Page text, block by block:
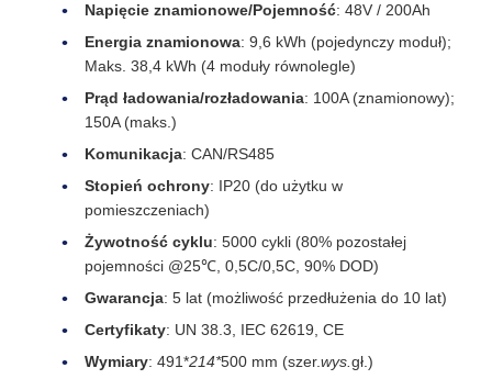
Napięcie znamionowe/Pojemność: 48V / 200Ah
Energia znamionowa: 9,6 kWh (pojedynczy moduł);
Maks. 38,4 kWh (4 moduły równolegle)
Prąd ładowania/rozładowania: 100A (znamionowy);
150A (maks.)
Komunikacja: CAN/RS485
Stopień ochrony: IP20 (do użytku w
pomieszczeniach)
Żywotność cyklu: 5000 cykli (80% pozostałej
pojemności @25℃, 0,5C/0,5C, 90% DOD)
Gwarancja: 5 lat (możliwość przedłużenia do 10 lat)
Certyfikaty: UN 38.3, IEC 62619, CE
Wymiary: 491*214*500 mm (szer.wys. gł.)